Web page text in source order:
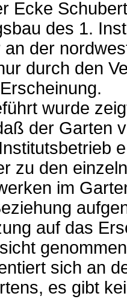
Ecke
des 1.
der
durch den
wurde
der Garten
zu den
im
auf das
sich an
es gibt